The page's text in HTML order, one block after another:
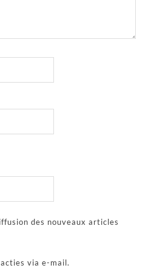
des nouveaux articles
via e-mail.